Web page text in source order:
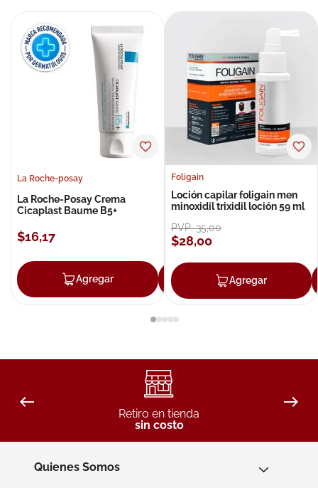
La Roche-posay
La Roche-Posay Crema
Cicaplast Baume B5+
$16,17
Agregar Agregar
Foligain
Loción capilar foligain men
minoxidil trixidil loción 59 ml
PVP:35,00
$28,00
Agregar
Retiro en tienda
sin costo
Quienes Somos
10.pañales